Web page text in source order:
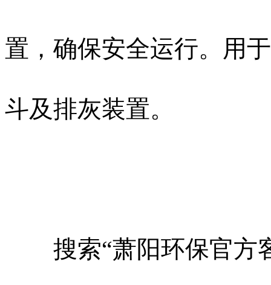
置，确保安全运行。用
斗及排灰装置。
搜索“萧阳环保官方